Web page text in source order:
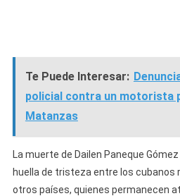
Te Puede Interesar:
policial contra un motorista
Matanzas
La muerte de Dailen Paneque
huella de tristeza entre los cubanos
otros países, quienes permanecen